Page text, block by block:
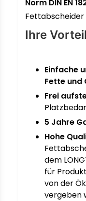
Norm DIN EN
Fettabscheider
Ihre
Einfache
Fette und
Frei
5 Jahre
Hohe
dem
für
von der
vergeben